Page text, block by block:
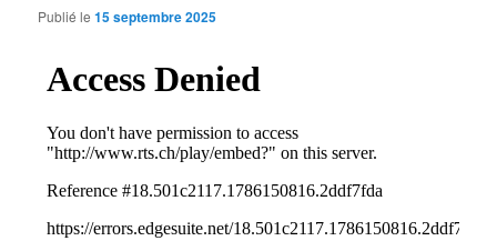
Publié le15 septembre 2025